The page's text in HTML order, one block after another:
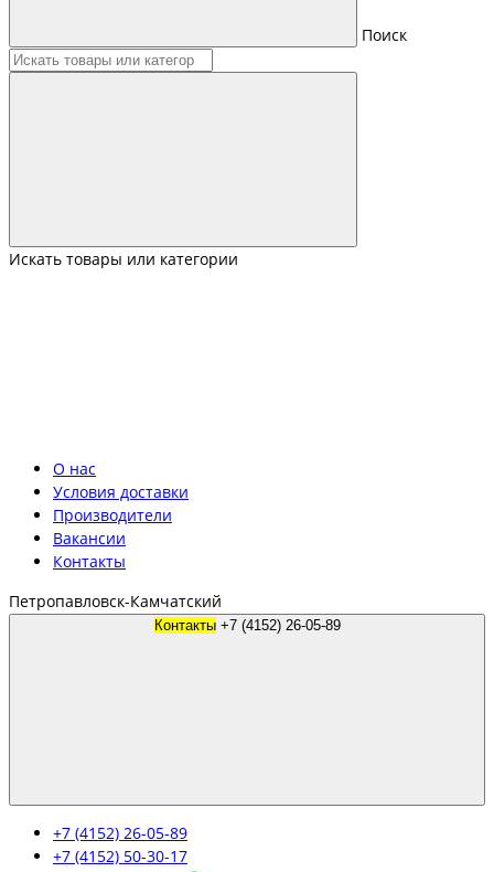
Поиск
Искать товары или категории
О нас
Условия доставки
Производители
Вакансии
Контакты
Петропавловск-Камчатский
Контакты +7 (4152) 26-05-89
+7 (4152) 26-05-89
+7 (4152) 50-30-17